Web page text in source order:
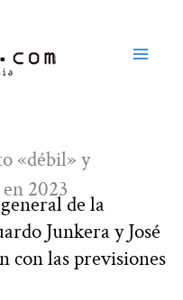
«débil» y
2023
de la
Junkera y José
con las previsiones